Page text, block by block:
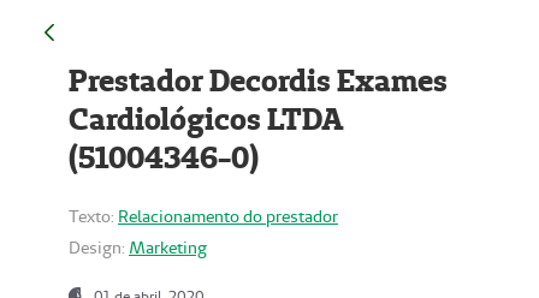
Prestador Decordis Exames
Cardiológicos LTDA
(51004346-0)
Texto: Relacionamento do prestador
Design: Marketing